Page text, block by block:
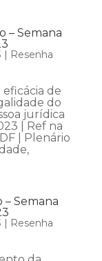
– Semana
| Resenha
de
do
jurídica
| Ref na
| Plenário
– Semana
| Resenha